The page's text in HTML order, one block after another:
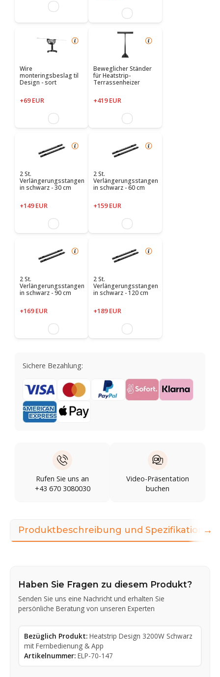
Wire
monteringsbeslag til
Design - sort
+69 EUR
Beweglicher Ständer
für Heatstrip-
Terrassenheizer
+419 EUR
2 St.
Verlängerungsstangen
in schwarz - 30 cm
+149 EUR
2 St.
Verlängerungsstangen
in schwarz - 60 cm
+159 EUR
2 St.
Verlängerungsstangen
in schwarz - 90 cm
+169 EUR
2 St.
Verlängerungsstangen
in schwarz - 120 cm
+189 EUR
Sichere Bezahlung:
Rufen Sie uns an
+43 670 3080030
Video-Präsentation
buchen
Produktbeschreibung und Spezifikationen
Haben Sie Fragen zu diesem Produkt?
Senden Sie uns eine Nachricht und erhalten Sie
persönliche Beratung von unseren Experten
Bezüglich Produkt: Heatstrip Design 3200W Schwarz
mit Fernbedienung & App
Artikelnummer: ELP-70-147
→